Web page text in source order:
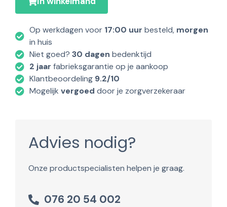
Op werkdagen voor 17:00 uur besteld, morgen
in huis
Niet goed? 30 dagen bedenktijd
2 jaar fabrieksgarantie op je aankoop
Klantbeoordeling 9.2/10
Mogelijk vergoed door je zorgverzekeraar
Advies nodig?
Onze productspecialisten helpen je graag.
076 20 54 002